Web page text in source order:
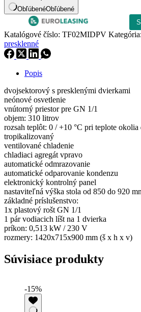
ObľúbenéObľúbené
Katalógové číslo: TF02MIDPV Kategória:
presklenné
Popis
dvojsektorový s presklenými dvierkami
neónové osvetlenie
vnútorný priestor pre GN 1/1
objem: 310 litrov
rozsah teplôt: 0 / +10 °C pri teplote okolia
tropikalizovaný
ventilované chladenie
chladiaci agregát vpravo
automatické odmrazovanie
automatické odparovanie kondenzu
elektronický kontrolný panel
nastaviteľná výška stola od 850 do 920
základné príslušenstvo:
1x plastový rošt GN 1/1
1 pár vodiacich líšt na 1 dvierka
príkon: 0,513 kW / 230 V
rozmery: 1420x715x900 mm (š x h x v)
Súvisiace produkty
-15%